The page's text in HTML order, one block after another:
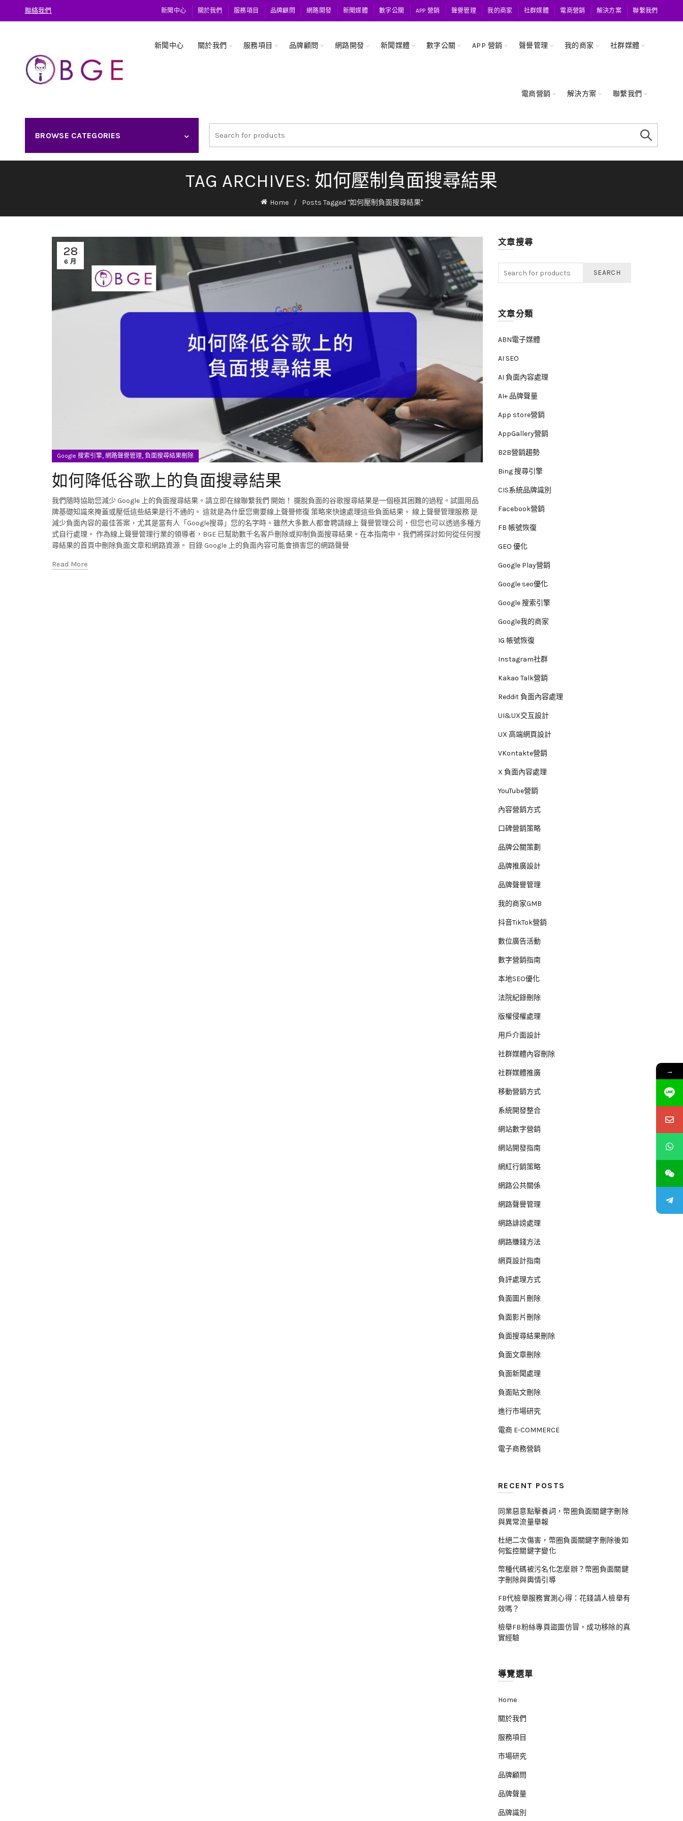
聯絡我們 新聞中心 關於我們 服務項目 品牌顧問 網路開發 新聞媒體 數字公關 APP 營銷 聲譽管理 我的商家 社群媒體 電商營銷 解決方案 聯繫我們
新聞中心 關於我們 服務項目 品牌顧問 網路開發 新聞媒體 數字公關 APP 營銷 聲譽管理 我的商家 社群媒體
電商營銷 解決方案 聯繫我們
BROWSE CATEGORIES
for:
TAG ARCHIVES: 如何壓制負面搜尋結果
Home Posts Tagged "如何壓制負面搜尋結果"
28
6 月
Google 搜索引擎, 網路聲譽管理, 負面搜尋結果刪除
如何降低谷歌上的負面搜尋結果
我們隨時協助您減少 Google 上的負面搜尋結果。請立即在線聯繫我們 開始！ 擺脫負面的谷歌搜尋結果是一個極其困難的過程。試圖用品
牌基礎知識來掩蓋或壓低這些結果是行不通的。 這就是為什麼您需要線上聲譽修復 策略來快速處理這些負面結果。 線上聲譽管理服務 是
減少負面內容的最佳答案，尤其是當有人「Google搜尋」您的名字時。雖然大多數人都會聘請線上 聲譽管理公司，但您也可以透過多種方
式自行處理。 作為線上聲譽管理行業的領導者，BGE 已幫助數千名客戶刪除或抑制負面搜尋結果。在本指南中，我們將探討如何從任何搜
尋結果的首頁中刪除負面文章和網路資源。 目錄 Google 上的負面內容可能會損害您的網路聲譽
Read More
文章搜尋
SEARCH
文章分類
ABN電子媒體
AI SEO
AI 負面內容處理
AI+ 品牌聲量
App store營銷
AppGallery營銷
B2B營銷趨勢
Bing 搜尋引擎
CIS系統品牌識別
Facebook營銷
FB 帳號恢復
GEO 優化
Google Play營銷
Google seo優化
Google 搜索引擎
Google我的商家
IG 帳號恢復
Instagram社群
Kakao Talk營銷
Reddit 負面內容處理
UI&UX交互設計
UX 高端網頁設計
VKontakte營銷
X 負面內容處理
YouTube營銷
內容營銷方式
口碑營銷策略
品牌公關策劃
品牌推廣設計
品牌聲譽管理
我的商家GMB
抖音TikTok營銷
數位廣告活動
數字營銷指南
本地SEO優化
法院紀錄刪除
版權侵權處理
用戶介面設計
社群媒體內容刪除
社群媒體推廣
移動營銷方式
系統開發整合
網站數字營銷
網站開發指南
網紅行銷策略
網路公共關係
網路聲譽管理
網路誹謗處理
網路賺錢方法
網頁設計指南
負評處理方式
負面圖片刪除
負面影片刪除
負面搜尋結果刪除
負面文章刪除
負面新聞處理
負面貼文刪除
進行市場研究
電商 E-COMMERCE
電子商務營銷
RECENT POSTS
同業惡意點擊養詞，幣圈負面關鍵字刪除
與異常流量舉報
杜絕二次傷害，幣圈負面關鍵字刪除後如
何監控關鍵字變化
幣種代碼被污名化怎麼辦？幣圈負面關鍵
字刪除與輿情引導
FB代檢舉服務實測心得：花錢請人檢舉有
效嗎？
檢舉FB粉絲專頁盜圖仿冒，成功移除的真
實經驗
導覽選單
Home
關於我們
服務項目
市場研究
品牌顧問
品牌聲量
品牌識別
→